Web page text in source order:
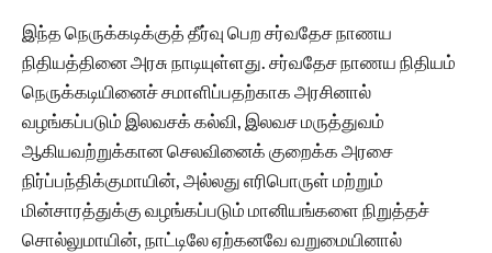
இந்த நெருக்கடிக்குத் தீர்வு பெற‌ சர்வதேச நாணய
நிதியத்தினை அரசு நாடியுள்ளது. சர்வதேச நாணய நிதியம்
நெருக்கடியினைச் சமாளிப்பதற்காக அரசினால்
வழங்கப்படும் இலவசக் கல்வி, இலவச மருத்துவம்
ஆகியவற்றுக்கான செலவினைக் குறைக்க அரசை
நிர்ப்பந்திக்குமாயின், அல்லது எரிபொருள் மற்றும்
மின்சாரத்துக்கு வழங்கப்படும் மானியங்களை நிறுத்தச்
சொல்லுமாயின், நாட்டிலே ஏற்கனவே வறுமையினால்